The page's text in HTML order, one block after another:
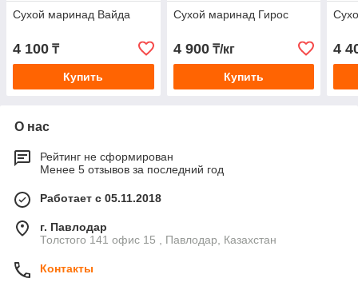
Сухой маринад Вайда
4 100 ₸
Купить
Сухой маринад Гирос
4 900₸/кг
Купить
4
О нас
Рейтинг не сформирован
Менее 5 отзывов за последний год
Работает с 05.11.2018
г. Павлодар
Толстого 141 офис 15 , Павлодар, Казахстан
Контакты